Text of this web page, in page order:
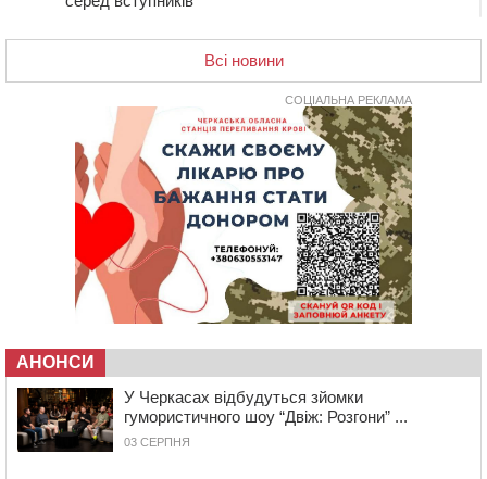
контейнерний майданчик
16:32
Без розтину грудної клітки: у Черкасах 75-річній
пацієнтці замінили аортальний клапан
У Черкаському онкоцентрі встановили сонячну
електростанцію за понад пів мільйона гривень
У Київській області прощаються з полеглим на
фронті жителем Монастирищини
У Черкасах містяни через нову скляну зупинку і
вирізані дерева потерпають від спеки: Бондаренко
обіцяє масштабне озеленення
Провокував конфлікт і зачинився в автівці: у ТЦК
чоловіка у Тальному
13:55
У Тальному працівники ТЦК вибили вікно і
витягли з автівки чоловіка (ВІДЕО)
13:27 На Звенигородщині чоловік до смерті побив 82-
Всі новини
СОЦІАЛЬНА РЕКЛАМА
АНОНСИ
У Черкасах відбудуться зйомки
гумористичного шоу “Двіж: Розгони” ...
03 СЕРПНЯ